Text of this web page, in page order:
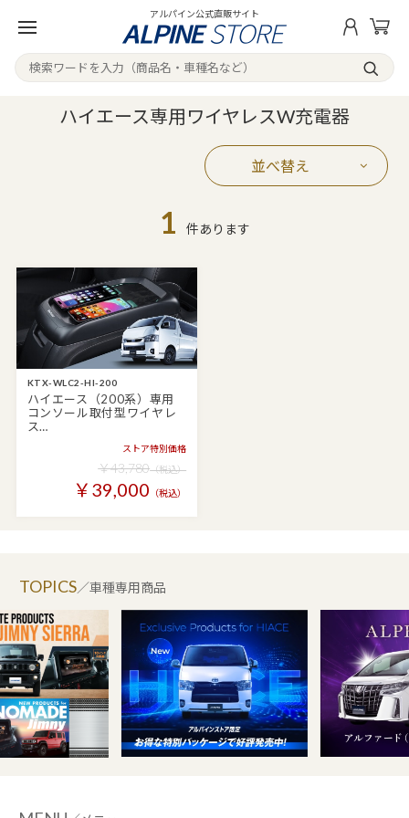
アルパイン公式直販サイト
ハイエース専用ワイヤレスW充電器
並べ替え
1 件あります
KTX-WLC2-HI-200
ハイエース（200系）専用
コンソール取付型ワイヤレ
ス…
ストア特別価格
￥43,780（税込）
￥39,000 （税込）
／車種専用商品